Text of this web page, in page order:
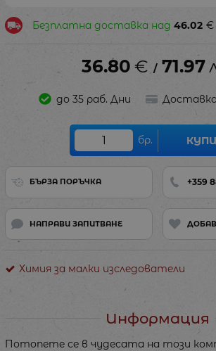
Безплатна доставка над 46.02 €
36.80 € / 71.97
до 35 раб. Дни
бр. КУПИ
БЪРЗА ПОРЪЧКА +359
НАПРАВИ ЗАПИТВАНЕ
Химия за малки изследователи
Информация
Потопете се в чудесата на този